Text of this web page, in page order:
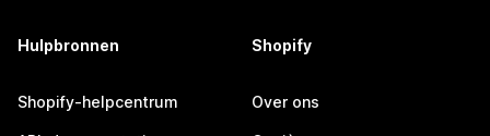
Hulpbronnen
Shopify-helpcentrum
Shopify
Over ons